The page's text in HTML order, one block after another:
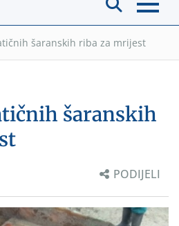
šaranskih riba za mrijest
šaranskih
PODIJELI